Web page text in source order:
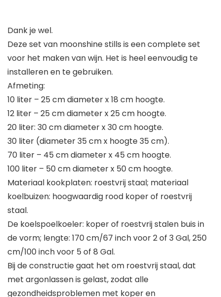
Dank je wel.
Deze set van moonshine stills is een complete set
voor het maken van wijn. Het is heel eenvoudig te
installeren en te gebruiken.
Afmeting:
10 liter – 25 cm diameter x 18 cm hoogte.
12 liter – 25 cm diameter x 25 cm hoogte.
20 liter: 30 cm diameter x 30 cm hoogte.
30 liter (diameter 35 cm x hoogte 35 cm).
70 liter – 45 cm diameter x 45 cm hoogte.
100 liter – 50 cm diameter x 50 cm hoogte.
Materiaal kookplaten: roestvrij staal; materiaal
koelbuizen: hoogwaardig rood koper of roestvrij
staal.
De koelspoelkoeler: koper of roestvrij stalen buis in
de vorm; lengte: 170 cm/67 inch voor 2 of 3 Gal, 250
cm/100 inch voor 5 of 8 Gal.
Bij de constructie gaat het om roestvrij staal, dat
met argonlassen is gelast, zodat alle
gezondheidsproblemen met koper en